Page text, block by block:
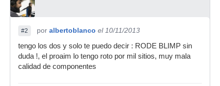
#2 por albertoblanco el 10/11/2013
tengo los dos y solo te puedo decir : RODE BLIMP sin
duda !, el proaim lo tengo roto por mil sitios, muy mala
calidad de componentes